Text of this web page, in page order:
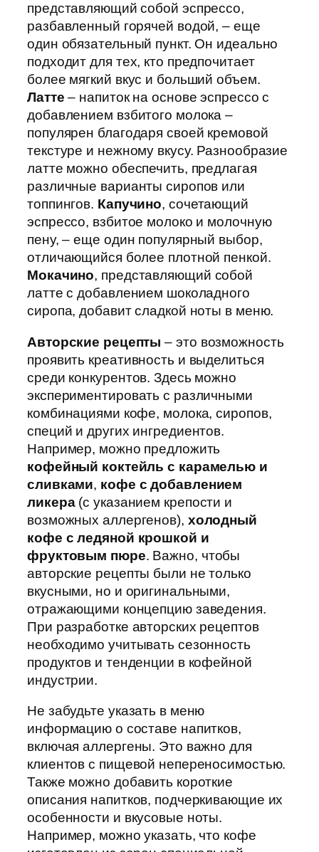
представляющий собой эспрессо,
разбавленный горячей водой, – еще
один обязательный пункт. Он идеально
подходит для тех, кто предпочитает
более мягкий вкус и больший объем.
Латте – напиток на основе эспрессо с
добавлением взбитого молока –
популярен благодаря своей кремовой
текстуре и нежному вкусу. Разнообразие
латте можно обеспечить, предлагая
различные варианты сиропов или
топпингов. Капучино, сочетающий
эспрессо, взбитое молоко и молочную
пену, – еще один популярный выбор,
отличающийся более плотной пенкой.
Мокачино, представляющий собой
латте с добавлением шоколадного
сиропа, добавит сладкой ноты в меню.
Авторские рецепты – это возможность
проявить креативность и выделиться
среди конкурентов. Здесь можно
экспериментировать с различными
комбинациями кофе, молока, сиропов,
специй и других ингредиентов.
Например, можно предложить
кофейный коктейль с карамелью и
сливками, кофе с добавлением
ликера(с указанием крепости и
возможных аллергенов), холодный
кофе с ледяной крошкой и
фруктовым пюре. Важно, чтобы
авторские рецепты были не только
вкусными, но и оригинальными,
отражающими концепцию заведения.
При разработке авторских рецептов
необходимо учитывать сезонность
продуктов и тенденции в кофейной
индустрии.
Не забудьте указать в меню
информацию о составе напитков,
включая аллергены. Это важно для
клиентов с пищевой непереносимостью.
Также можно добавить короткие
описания напитков, подчеркивающие их
особенности и вкусовые ноты.
Например, можно указать, что кофе